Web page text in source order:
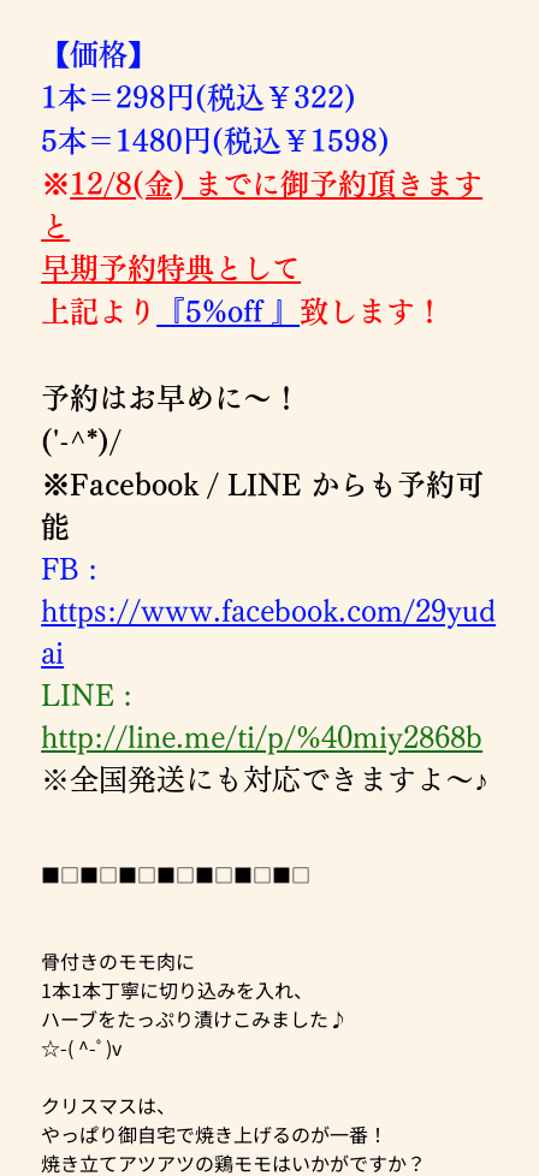
【価格】
1本＝298円(税込￥322)
5本＝1480円(税込￥1598)
※12/8(金) までに御予約頂きます
と
早期予約特典として
上記より
『5%off 』 致します！
予約はお早めに～！
('-^*)/
※Facebook / LINE からも予約可
能
FB :
https://www.facebook.com/29yud
ai
LINE :
http://line.me/ti/p/%40miy2868b
※全国発送にも対応できますよ～♪
■□■□■□■□■□■□■□
骨付きのモモ肉に
1本1本丁寧に切り込みを入れ、
ハーブをたっぷり漬けこみました♪
☆-( ^-ﾟ)v
クリスマスは、
やっぱり御自宅で焼き上げるのが一番！
焼き立てアツアツの鶏モモはいかがですか？